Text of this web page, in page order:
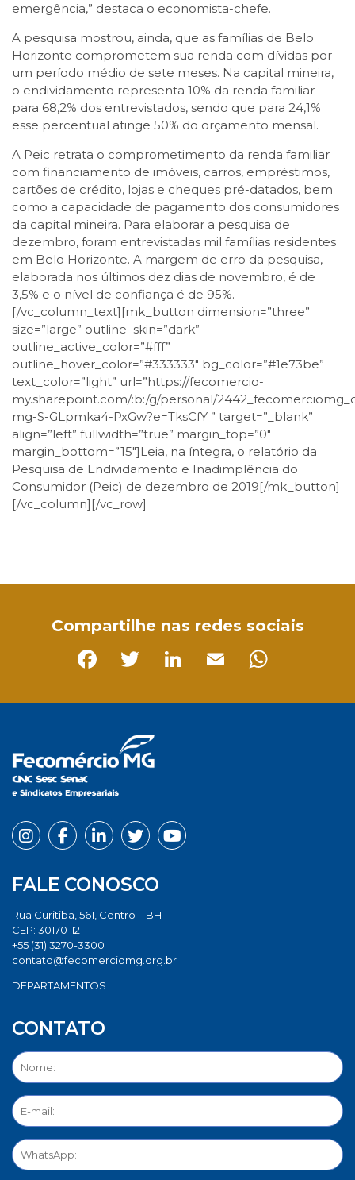
emergência,” destaca o economista-chefe.
A pesquisa mostrou, ainda, que as famílias de Belo
Horizonte comprometem sua renda com dívidas por
um período médio de sete meses. Na capital mineira,
o endividamento representa 10% da renda familiar
para 68,2% dos entrevistados, sendo que para 24,1%
esse percentual atinge 50% do orçamento mensal.
A Peic retrata o comprometimento da renda familiar
com financiamento de imóveis, carros, empréstimos,
cartões de crédito, lojas e cheques pré-datados, bem
como a capacidade de pagamento dos consumidores
da capital mineira. Para elaborar a pesquisa de
dezembro, foram entrevistadas mil famílias residentes
em Belo Horizonte. A margem de erro da pesquisa,
elaborada nos últimos dez dias de novembro, é de
3,5% e o nível de confiança é de 95%.
[/vc_column_text][mk_button dimension=”three”
size=”large” outline_skin=”dark”
outline_active_color=”#fff”
outline_hover_color=”#333333″ bg_color=”#1e73be”
text_color=”light” url=”https://fecomercio-
my.sharepoint.com/:b:/g/personal/
mg-S-GLpmka4-PxGw?e=TksCfY ” target=”_blank”
align=”left” fullwidth=”true” margin_top=”0″
margin_bottom=”15″]Leia, na íntegra, o relatório da
Pesquisa de Endividamento e Inadimplência do
Consumidor (Peic) de dezembro de 2019[/mk_button]
[/vc_column][/vc_row]
Compartilhe nas redes sociais
FALE CONOSCO
Rua Curitiba, 561, Centro – BH
CEP: 30170-121
+55 (31) 3270-3300
contato@fecomerciomg.org.br
DEPARTAMENTOS
CONTATO